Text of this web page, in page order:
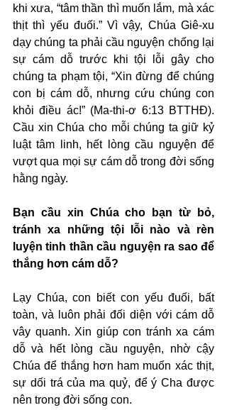
khi xưa, “tâm thần thì muốn lắm, mà xác
thịt thì yếu đuối.” Vì vậy, Chúa Giê-xu
dạy chúng ta phải cầu nguyện chống lại
sự cám dỗ trước khi tội lỗi gây cho
chúng ta phạm tội, “Xin đừng để chúng
con bị cám dỗ, nhưng cứu chúng con
khỏi điều ác!” (Ma-thi-ơ 6:13 BTTHĐ).
Cầu xin Chúa cho mỗi chúng ta giữ kỷ
luật tâm linh, hết lòng cầu nguyện để
vượt qua mọi sự cám dỗ trong đời sống
hằng ngày.
Bạn cầu xin Chúa cho bạn từ bỏ,
tránh xa những tội lỗi nào và rèn
luyện tinh thần cầu nguyện ra sao để
thắng hơn cám dỗ?
Lạy Chúa, con biết con yếu đuối, bất
toàn, và luôn phải đối diện với cám dỗ
vây quanh. Xin giúp con tránh xa cám
dỗ và hết lòng cầu nguyện, nhờ cậy
Chúa để thắng hơn ham muốn xác thịt,
sự dối trá của ma quỷ, để ý Cha được
nên trong đời sống con.